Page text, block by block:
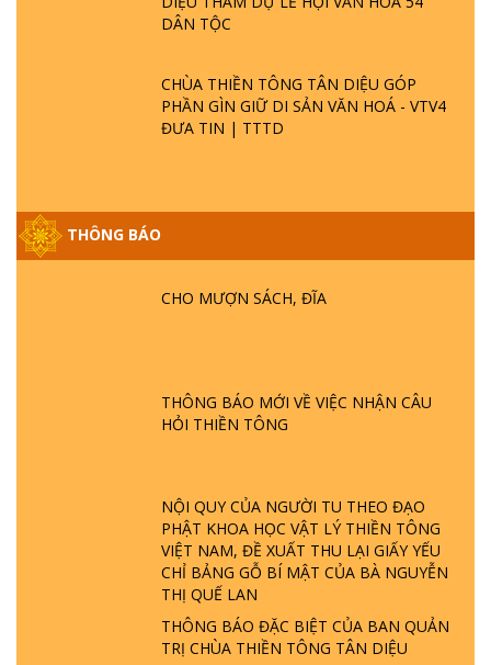
DÂN TỘC
CHÙA THIỀN TÔNG TÂN DIỆU GÓP
PHẦN GÌN GIỮ DI SẢN VĂN HOÁ - VTV4
ĐƯA TIN | TTTD
THÔNG BÁO
CHO MƯỢN SÁCH, ĐĨA
THÔNG BÁO MỚI VỀ VIỆC NHẬN CÂU
HỎI THIỀN TÔNG
NỘI QUY CỦA NGƯỜI TU THEO ĐẠO
PHẬT KHOA HỌC VẬT LÝ THIỀN TÔNG
VIỆT NAM, ĐỀ XUẤT THU LẠI GIẤY YẾU
CHỈ BẢNG GỖ BÍ MẬT CỦA BÀ NGUYỄN
THỊ QUẾ LAN
THÔNG BÁO ĐẶC BIỆT CỦA BAN QUẢN
TRỊ CHÙA THIỀN TÔNG TÂN DIỆU
GIẢI ĐÁP ĐẶC BIỆT P25 - SUỐT 49 NĂM
PHẬT KHÔNG NÓI? HỘI LONG HOA LÀ
HỘI GÌ? TỬ VÌ ĐẠO
GIẢI ĐÁP ĐẶC BIỆT P23 - THIÊN ĐÀNG Ở
GIẢI ĐÁP THIỀN TÔNG ĐẶC BIỆT P22 - TẠI
SAO TRÁI ĐẤT NHIỀU THIÊN TAI - LŨ LỤT
- HỎA HOẠN | TTTD
GIẢI ĐÁP THIỀN TÔNG ĐẶC BIỆT P21 - TẠI
SAO ĐỨC PHẬT BƯỚC ĐI 7 BƯỚC TRÊN